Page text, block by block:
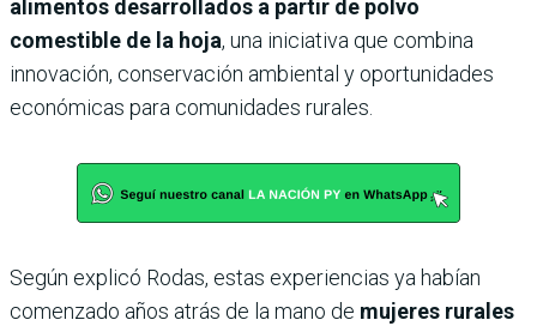
alimentos desarrollados a partir de polvo
comestible de la hoja, una iniciativa que combina
innovación, conservación ambiental y oportunidades
económicas para comunidades rurales.
Según explicó Rodas, estas experiencias ya habían
comenzado años atrás de la mano de mujeres rurales